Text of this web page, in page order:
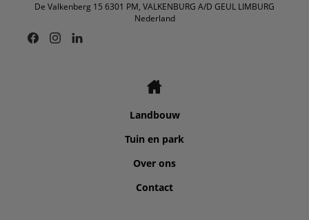
De Valkenberg 15 6301 PM, VALKENBURG A/D GEUL LIMBURG
Nederland
Landbouw
Tuin en park
Over ons
Contact